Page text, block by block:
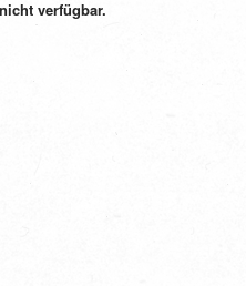
verfügbar.